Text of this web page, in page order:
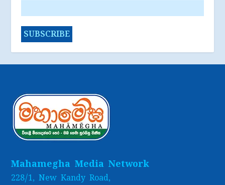
Mahamegha Media Network
228/1, New Kandy Road,